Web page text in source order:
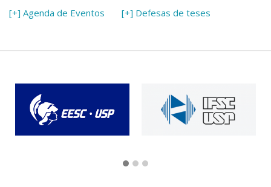
[+] Agenda de Eventos [+] Defesas de teses